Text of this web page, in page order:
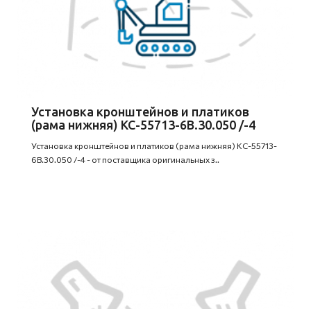
Установка кронштейнов и платиков
(рама нижняя) КС-55713-6В.30.050 /-4
Установка кронштейнов и платиков (рама нижняя) КС-55713-
6В.30.050 /-4 - от поставщика оригинальных з..